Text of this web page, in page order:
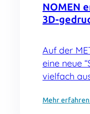
NOMEN
3D-
Auf der
eine neue
vielfach
Mehr